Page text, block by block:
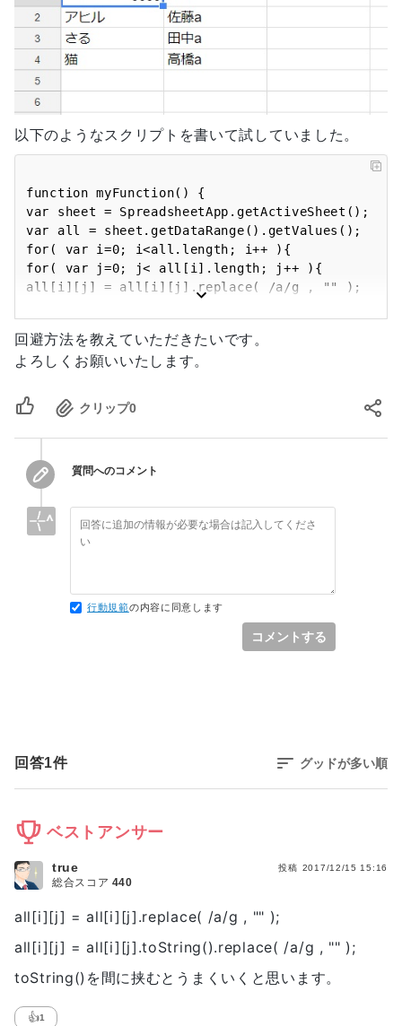
以下のようなスクリプトを書いて試していました。
function myFunction() {
var sheet = SpreadsheetApp.getActiveSheet();
var all = sheet.getDataRange().getValues();
for( var i=0; i<all.length; i++ ){
for( var j=0; j< all[i].length; j++ ){
all[i][j] = all[i][j].replace( /a/g , "" );
sheet.getDataRange().setValues(all);
}
回避方法を教えていただきたいです。
よろしくお願いいたします。
クリップ0
質問へのコメント
行動規範の内容に同意します
コメントする
回答1件 グッドが多い順
ベストアンサー
all[i][j] = all[i][j].replace( /a/g , "" );
all[i][j] = all[i][j].toString().replace( /a/g , "" );
toString()を間に挟むとうまくいくと思います。
投稿 2017/12/15 15:16
true
総合スコア 440
👍1